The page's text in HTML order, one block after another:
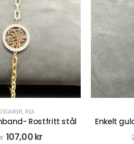
, REA
Rostfritt stål
131,00kr
Lyxig